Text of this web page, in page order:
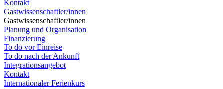
Kontakt
Gastwissenschaftler/innen
Gastwissenschaftler/innen
Planung und Organisation
Finanzierung
To do vor Einreise
To do nach der Ankunft
Integrationsangebot
Kontakt
Internationaler Ferienkurs